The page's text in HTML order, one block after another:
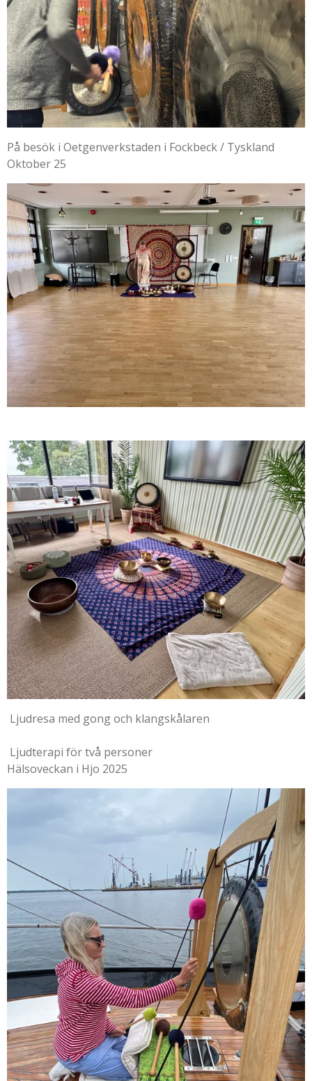
På besök i Oetgenverkstaden i Fockbeck / Tyskland
Oktober 25
Ljudresa med gong och klangskålaren
Ljudterapi för två personer
Hälsoveckan i Hjo 2025